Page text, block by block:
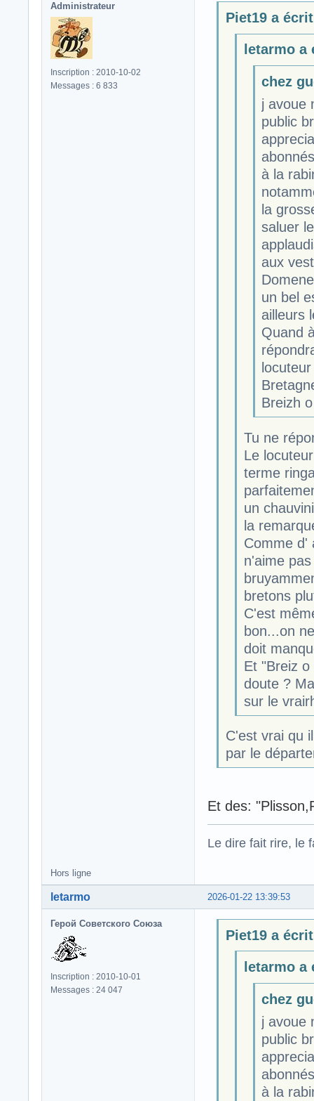
Administrateur
Inscription : 2010-10-02
Messages : 6 833
Piet19 a
letarmo a
chez
j avoue
public
à la
la
saluer
aux
un bel
ailleurs
Quand
Breizh
Tu ne
Le
terme
un
la
Comme d'
n'aime
bretons
C'est
bon...on
doit
Et "Breiz
doute ?
sur le
C'est vrai qu
par le
Et des:
Le dire fait rire, le
Hors ligne
2026-01-22 13:39:53
letarmo
Герой Советского Союза
Inscription : 2010-10-01
Messages : 24 047
Piet19 a
letarmo a
chez
j avoue
public
à la